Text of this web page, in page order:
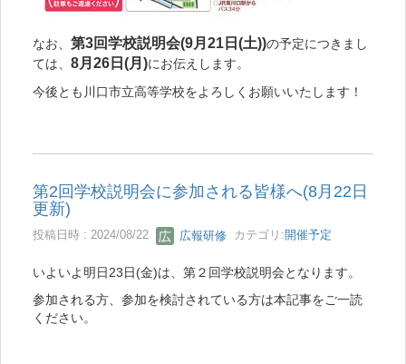
なお、 第3回学校説明会(9月21日(土))の予定につきまし
ては、 8月26日(月)にお伝えします。
今後とも川口市立高等学校をよろしくお願いいたします！
第2回学校説明会に参加される皆様へ(8月22日
更新)
投稿日時 : 2024/08/22 広報研修 カテゴリ:開催予定
いよいよ明日23日(金)は、第２回学校説明会となります。
参加される方、参加を検討されている方は本記事をご一読
ください。